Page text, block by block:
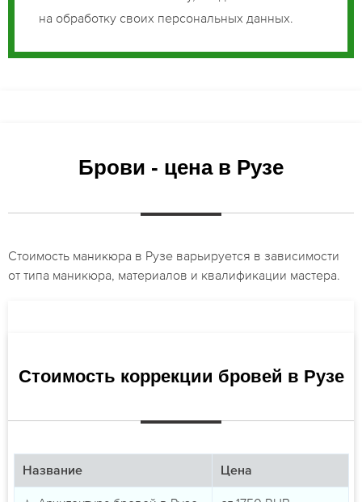
на обработку своих персональных данных.
Брови - цена в Рузе
Стоимость маникюра в Рузе варьируется в зависимости
от типа маникюра, материалов и квалификации мастера.
Стоимость коррекции бровей в Рузе
Название Цена